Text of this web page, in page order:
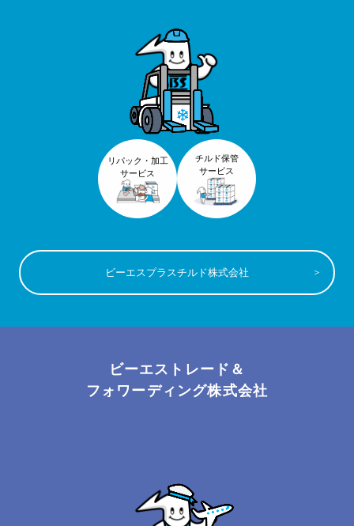
リパック・加工
サービス
チルド保管
サービス
ビーエスプラスチルド株式会社
ビーエストレード＆
フォワーディング株式会社